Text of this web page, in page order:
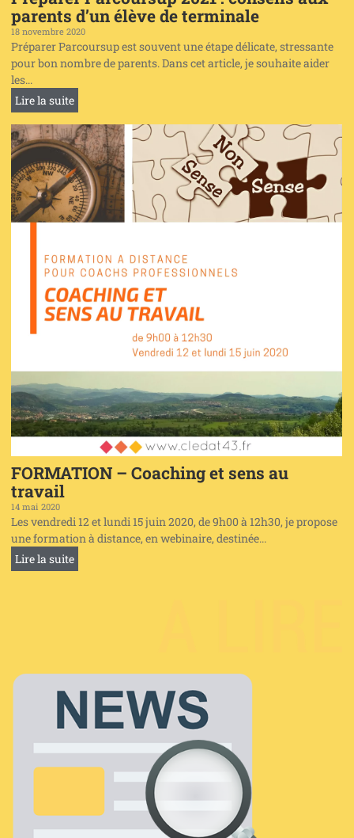
parents d’un élève de terminale
18 novembre 2020
Préparer Parcoursup est souvent une étape délicate, stressante
pour bon nombre de parents. Dans cet article, je souhaite aider
les...
Lire la suite
FORMATION – Coaching et sens au
travail
14 mai 2020
Les vendredi 12 et lundi 15 juin 2020, de 9h00 à 12h30, je propose
une formation à distance, en webinaire, destinée...
Lire la suite